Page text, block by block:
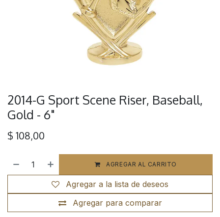
2014-G Sport Scene Riser, Baseball,
Gold - 6"
$ 108,00
AGREGAR AL CARRITO
Agregar para comparar
Agregar a la lista de deseos